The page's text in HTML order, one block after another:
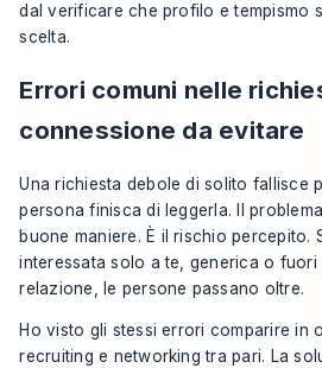
dal verificare che profilo e tempismo
scelta.
Errori comuni nelle
connessione da evitare
Una richiesta debole di solito fallisce
persona finisca di leggerla. Il
buone maniere. È il rischio percepito.
interessata solo a te, generica o
relazione, le persone passano oltre.
Ho visto gli stessi errori comparire in
recruiting e networking tra pari. La